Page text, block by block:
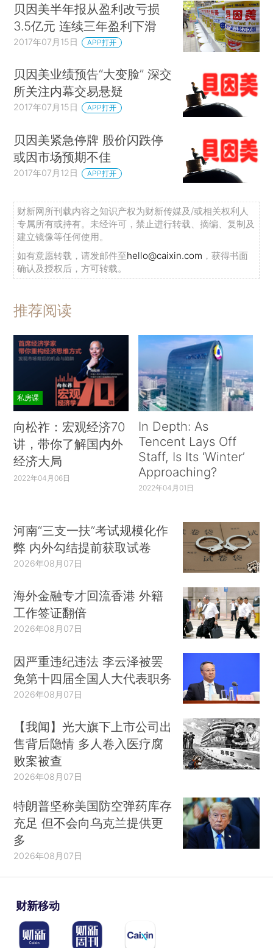
贝因美半年报从盈利改亏损
3.5亿元 连续三年盈利下滑
2017年07月15日 APP打开
贝因美业绩预告“大变脸” 深交
所关注内幕交易悬疑
2017年07月15日 APP打开
贝因美紧急停牌 股价闪跌停
或因市场预期不佳
2017年07月12日 APP打开
财新网所刊载内容之知识产权为财新传媒及/或相关权利人
专属所有或持有。未经许可，禁止进行转载、摘编、复制及
建立镜像等任何使用。
如有意愿转载，请发邮件至hello@caixin.com ，获得书面
确认及授权后，方可转载。
推荐阅读
私房课
向松祚：宏观经济70
讲，带你了解国内外
经济大局
2022年04月06日
In Depth: As
Tencent Lays Off
Staff, Is Its ‘Winter’
Approaching?
2022年04月01日
河南“三支一扶”考试规模化作
弊 内外勾结提前获取试卷
2026年08月07日
海外金融专才回流香港 外籍
工作签证翻倍
2026年08月07日
因严重违纪违法 李云泽被罢
免第十四届全国人大代表职务
2026年08月07日
【我闻】光大旗下上市公司出
售背后隐情 多人卷入医疗腐
败案被查
2026年08月07日
特朗普坚称美国防空弹药库存
充足 但不会向乌克兰提供更
多
2026年08月07日
财新移动